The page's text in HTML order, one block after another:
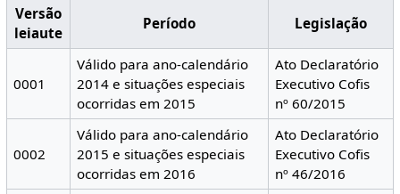
Versão
leiaute
Período Legislação
0001
Válido para ano-calendário
2014 e situações especiais
ocorridas em 2015
Ato Declaratório
Executivo Cofis
nº 60/2015
0002
Válido para ano-calendário
2015 e situações especiais
ocorridas em 2016
Ato Declaratório
Executivo Cofis
nº 46/2016